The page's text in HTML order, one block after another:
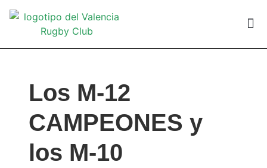
Los M-12
CAMPEONES y
los M-10